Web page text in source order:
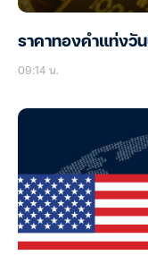
ราคาทองคำแท่งวั
09:14 น.